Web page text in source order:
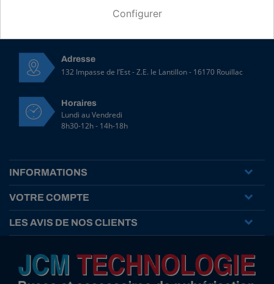
Adresse
132 Impasse de l’Est - Z.E. le Lantillon - 16170 Rouillac
Horaires
Lundi au Vendredi
8h30-12h - 14h-18h
INFORMATIONS
VOTRE COMPTE
LES AVIS DE NOS CLIENTS
Configurer